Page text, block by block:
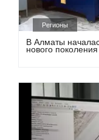
Регионы
В Алматы
нового поколения